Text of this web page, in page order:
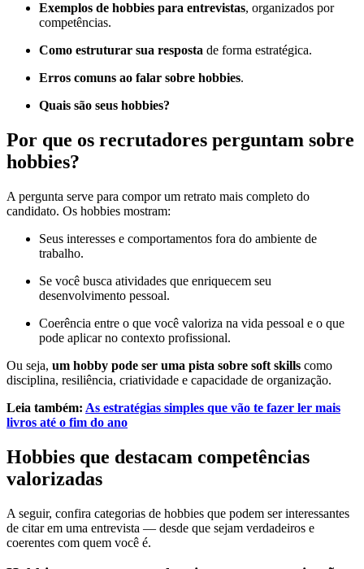
Exemplos de hobbies para entrevistas, organizados por
competências.
Como estruturar sua resposta de forma estratégica.
Erros comuns ao falar sobre hobbies.
Quais são seus hobbies?
Por que os recrutadores perguntam sobre
hobbies?
A pergunta serve para compor um retrato mais completo do
candidato. Os hobbies mostram:
Seus interesses e comportamentos fora do ambiente de
trabalho.
Se você busca atividades que enriquecem seu
desenvolvimento pessoal.
Coerência entre o que você valoriza na vida pessoal e o que
pode aplicar no contexto profissional.
Ou seja, um hobby pode ser uma pista sobre soft skills como
disciplina, resiliência, criatividade e capacidade de organização.
Leia também: As estratégias simples que vão te fazer ler mais
livros até o fim do ano
Hobbies que destacam competências
valorizadas
A seguir, confira categorias de hobbies que podem ser interessantes
de citar em uma entrevista — desde que sejam verdadeiros e
coerentes com quem você é.